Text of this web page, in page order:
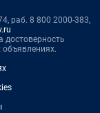
раб. 8 800 2000-383,
достоверность